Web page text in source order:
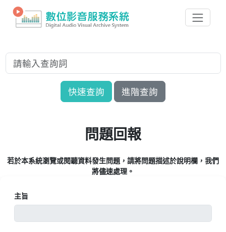
快速查詢 進階查詢
問題回報
若於本系統瀏覽或閱聽資料發生問題，請將問題描述於說明欄，我們
將儘速處理。
主旨